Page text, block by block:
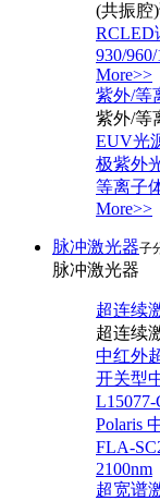
(共振腔
RCLED
930/
More>>
紫外/等
紫外/等
EUV光
极紫外
等离子
More>>
脉冲激光器子
脉冲激光器
超连续
超连续
中红外
开关型
L15077-
Polaris
FLA-
2100nm
超宽谱